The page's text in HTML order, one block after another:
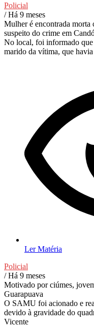
Policial
/ Há 9 meses
Mulher é encontrada morta
suspeito do crime em
No local, foi informado
marido da vítima, que
Ler Matéria
Policial
/ Há 9 meses
Motivado por ciúmes,
Guarapuava
O SAMU foi acionado e
devido à gravidade do
Vicente